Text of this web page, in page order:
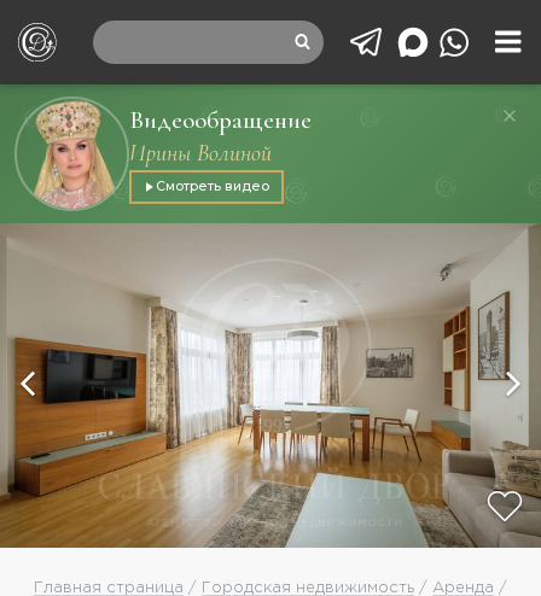
Видеообращение
Ирины Волиной
Смотреть видео
Главная страница / Городская недвижимость / Аренда /